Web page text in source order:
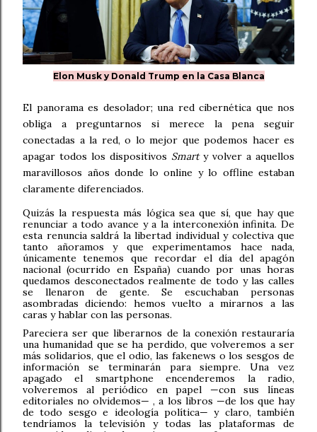
Elon Musk y Donald Trump en la Casa Blanca
El panorama es desolador; una red cibernética que nos
obliga a preguntarnos si merece la pena seguir
conectadas a la red, o lo mejor que podemos hacer es
apagar todos los dispositivos Smart y volver a aquellos
maravillosos años donde lo online y lo offline estaban
claramente diferenciados.
Quizás la respuesta más lógica sea que sí, que hay que
renunciar a todo avance y a la interconexión infinita. De
esta renuncia saldrá la libertad individual y colectiva que
tanto añoramos y que experimentamos hace nada,
únicamente tenemos que recordar el día del apagón
nacional (ocurrido en España) cuando por unas horas
quedamos desconectados realmente de todo y las calles
se llenaron de gente. Se escuchaban personas
asombradas diciendo: hemos vuelto a mirarnos a las
caras y hablar con las personas.
Pareciera ser que liberarnos de la conexión restauraría
una humanidad que se ha perdido, que volveremos a ser
más solidarios, que el odio, las fakenews o los sesgos de
información se terminarán para siempre. Una vez
apagado el smartphone encenderemos la radio,
volveremos al periódico en papel —con sus líneas
editoriales no olvidemos— , a los libros —de los que hay
de todo sesgo e ideología política— y claro, también
tendríamos la televisión y todas las plataformas de